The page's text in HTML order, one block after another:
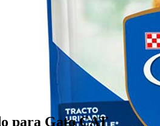
para Gato CAT